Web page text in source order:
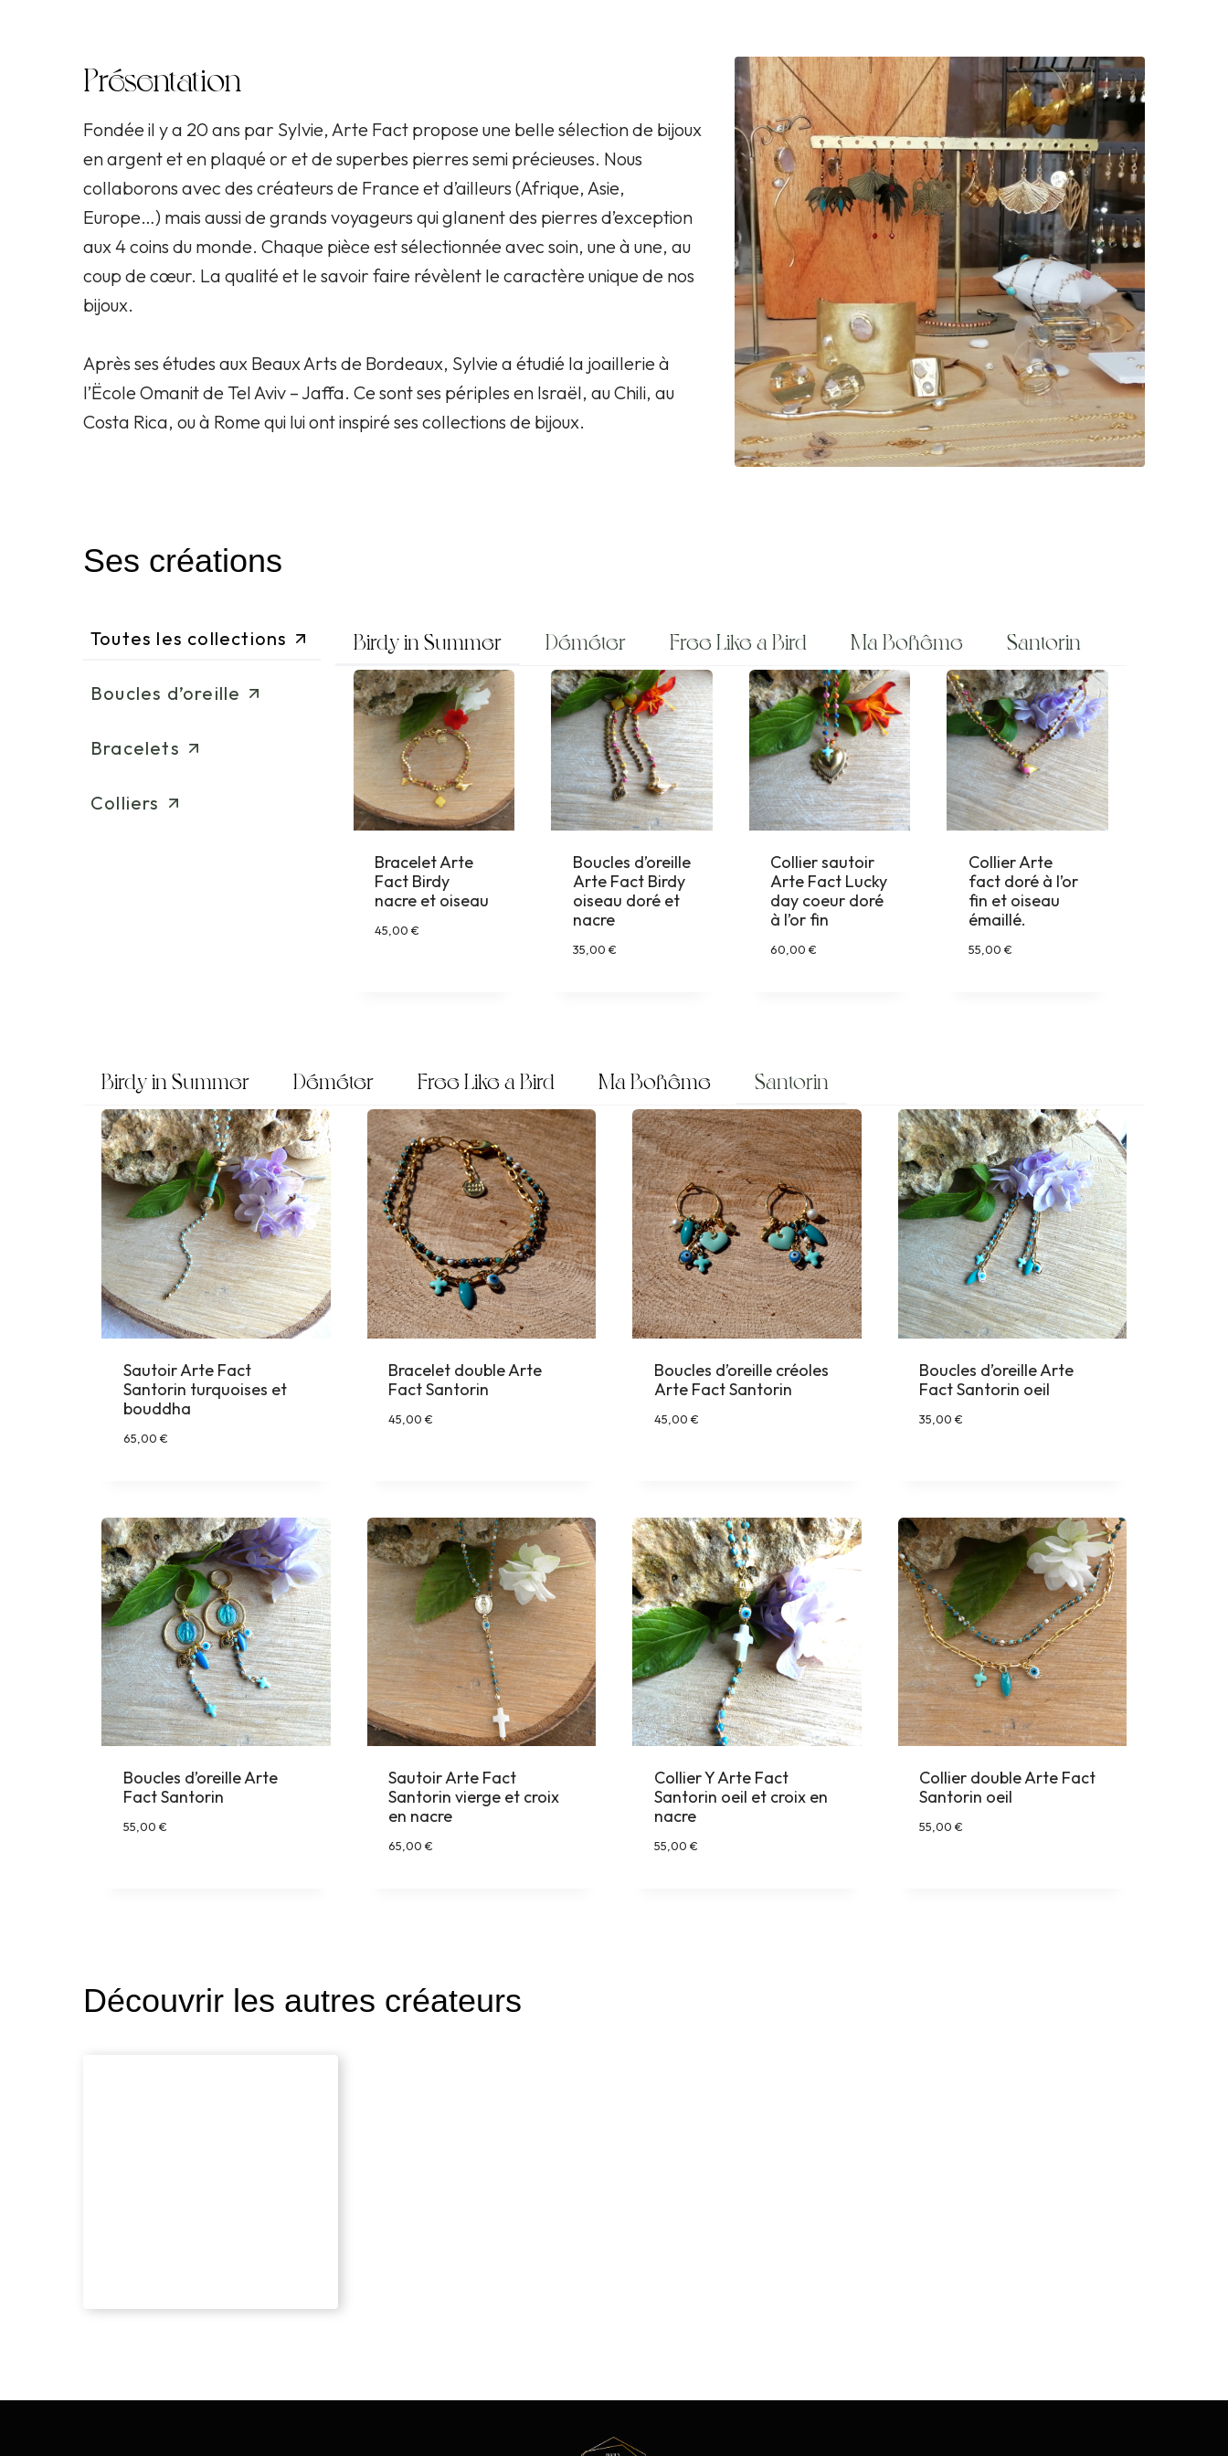
Présentation
Fondée il y a 20 ans par Sylvie, Arte Fact propose une belle sélection de bijoux
en argent et en plaqué or et de superbes pierres semi précieuses. Nous
collaborons avec des créateurs de France et d’ailleurs (Afrique, Asie,
Europe…) mais aussi de grands voyageurs qui glanent des pierres d’exception
aux 4 coins du monde. Chaque pièce est sélectionnée avec soin, une à une, au
coup de cœur. La qualité et le savoir faire révèlent le caractère unique de nos
bijoux.
Après ses études aux Beaux Arts de Bordeaux, Sylvie a étudié la joaillerie à
l’Ëcole Omanit de Tel Aviv – Jaffa. Ce sont ses périples en Israël, au Chili, au
Costa Rica, ou à Rome qui lui ont inspiré ses collections de bijoux.
Ses créations
Toutes les collections
Boucles d’oreille
Bracelets
Colliers
Birdy in Summer Déméter Free Like a Bird Ma Bohême Santorin
Bracelet Arte
Fact Birdy
nacre et oiseau
45,00€
Boucles d’oreille
Arte Fact Birdy
oiseau doré et
nacre
35,00 €
Collier sautoir
Arte Fact Lucky
day coeur doré
à l’or fin
60,00€
Collier Arte
fact doré à l’or
fin et oiseau
émaillé.
55,00 €
Birdy in Summer Déméter Free Like a Bird Ma Bohême Santorin
Sautoir Arte Fact
Santorin turquoises et
bouddha
65,00 €
Bracelet double Arte
Fact Santorin
45,00 €
Boucles d’oreille créoles
Arte Fact Santorin
45,00 €
Boucles d’oreille Arte
Fact Santorin oeil
35,00 €
Boucles d’oreille Arte
Fact Santorin
55,00 €
Sautoir Arte Fact
Santorin vierge et croix
en nacre
65,00 €
Collier Y Arte Fact
Santorin oeil et croix en
nacre
55,00 €
Collier double Arte Fact
Santorin oeil
55,00 €
Découvrir les autres créateurs